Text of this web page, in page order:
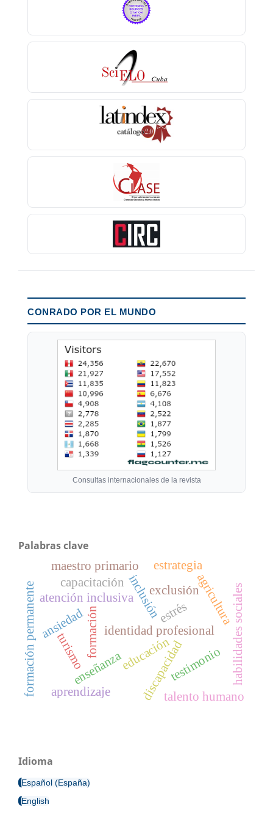
CONRADO POR EL MUNDO
Consultas internacionales de la revista
Palabras clave
formación
atención inclusiva
identidad profesional
enseñanza
aprendizaje
inclusiónexclusión
discapacidad
capacitación
estrés
ansiedad
formación permanente
maestro primario
agricultura
turismo habilidades sociales
educación
talento humano
estrategia
testimonio
Idioma
Español (España)
English